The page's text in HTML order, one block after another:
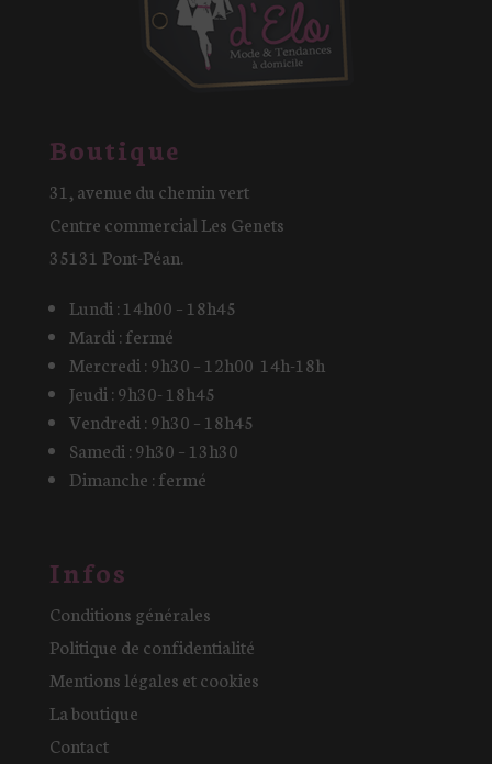
Boutique
31, avenue du chemin vert
Centre commercial Les Genets
35131 Pont-Péan.
Lundi : 14h00 – 18h45
Mardi : fermé
Mercredi : 9h30 – 12h00 14h-18h
Jeudi : 9h30- 18h45
Vendredi : 9h30 – 18h45
Samedi : 9h30 – 13h30
Dimanche : fermé
Infos
Conditions générales
Politique de confidentialité
Mentions légales et cookies
La boutique
Contact